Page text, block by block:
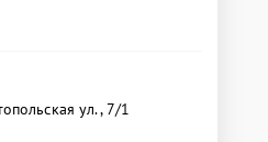
ул., 7/1